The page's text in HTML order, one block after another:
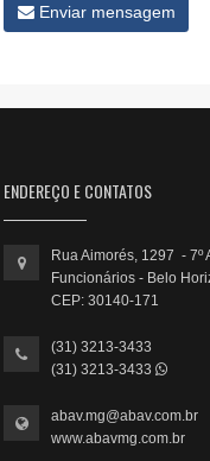
Enviar mensagem
ENDEREÇO E CONTATOS
Rua Aimorés, 1297 - 7º
Funcionários - Belo
CEP: 30140-171
(31) 3213-3433
(31) 3213-3433
abav.mg@abav.com.br
www.abavmg.com.br